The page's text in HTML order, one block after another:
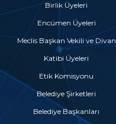
Birlik Üyeleri
Encümen Üyeleri
Meclis Başkan Vekili ve Divan
Katibi Üyeleri
Etik Komisyonu
Belediye Şirketleri
Belediye Başkanları